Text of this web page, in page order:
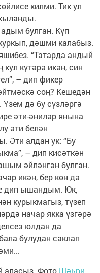
килми. Тик ул
булган. Күп
дәшми калабыз.
“Татарда андый
күтәрә икән, син
– дип фикер
соң? Кешедән
дә бу сүзләргә
әти-әниләр янына
әти белән
Әти алдан ук: “Бу
– дип кисәткән
әйләнгән булган.
икән, бер көн дә
дип ышандым. Юк,
курыкмагыз, түзеп
начар якка үзгәрә
юлдан да
булудан саклап